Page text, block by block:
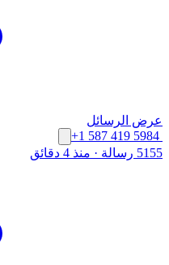
عرض الرسائل
+1 587 419 5984
5155 رسالة
· منذ 4 دقائق